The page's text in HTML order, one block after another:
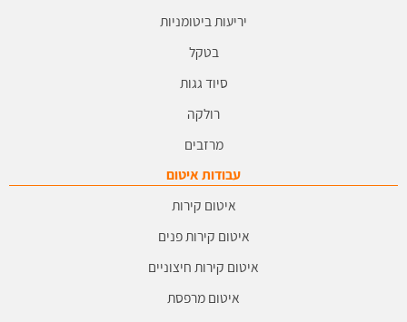
יריעות ביטומניות
בטקל
סיוד גגות
רולקה
מרזבים
עבודות איטום
איטום קירות
איטום קירות פנים
איטום קירות חיצוניים
איטום מרפסת